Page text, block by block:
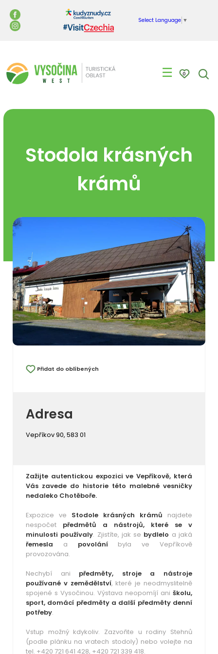
Select Language ▼
☰ 0
Stodola krásných
krámů
Přidat do oblíbených
Adresa
Vepříkov 90, 583 01
Zažijte autentickou expozici ve Vepříkově, která
Vás zavede do historie této malebné vesničky
nedaleko Chotěboře.
Expozice ve Stodole krásných krámů najdete
nespočet předmětů a nástrojů, které se v
minulosti používaly. Zjistíte, jak se bydlelo a jaká
řemesla a povoláníbyla ve Vepříkově
provozována.
Nechybí ani předměty, stroje a nástroje
používané v zemědělství, které je neodmyslitelně
spojené s Vysočinou. Výstava neopomíjí ani školu,
sport, domácí předměty a další předměty denní
potřeby.
Vstup možný kdykoliv. Zazvoňte u rodiny Stehnů
(podle plánku na vratech stodoly) nebo volejte na
tel. +420 721 641 428, +420 721 339 418.